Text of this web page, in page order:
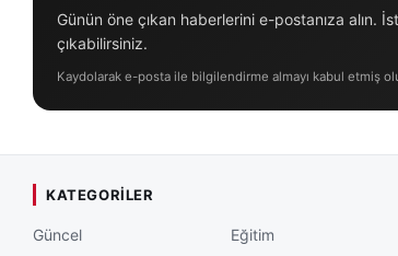
Günün öne çıkan haberlerini e-postanıza alın.
çıkabilirsiniz.
Kaydolarak e-posta ile bilgilendirme almayı kabul etmiş
KATEGORILER
Güncel
Eğitim